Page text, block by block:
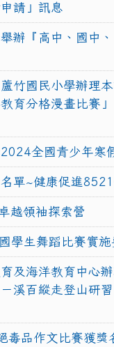
請」訊息
辦『高中、國中
竹國民小學辦理
育分格漫畫比賽
2024全國青少年寒
單~健康促進
越領袖探索營
學生舞蹈比賽實施
及海洋教育中心
溪百縱走登山研
毒品作文比賽獲獎